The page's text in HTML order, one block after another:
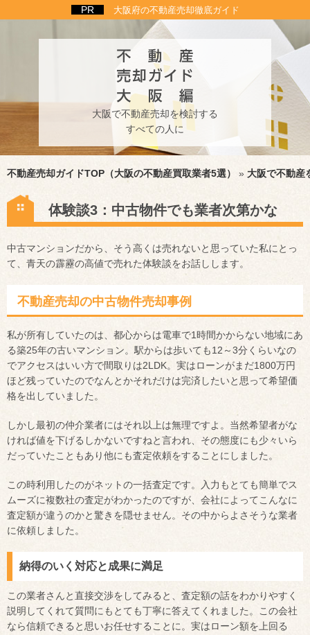
大阪府の不動産売却徹底ガイド
大阪で不動産売却を検討する
すべての人に
不動産売却ガイドTOP（大阪の不動産買取業者5選） » 大阪で不動産
体験談3：中古物件でも業者次第かな
中古マンションだから、そう高くは売れないと思っていた私にとっ
て、青天の霹靂の高値で売れた体験談をお話しします。
不動産売却の中古物件売却事例
私が所有していたのは、都心からは電車で1時間かからない地域にあ
る築25年の古いマンション。駅からは歩いても12～3分くらいなの
でアクセスはいい方で間取りは2LDK。実はローンがまだ1800万円
ほど残っていたのでなんとかそれだけは完済したいと思って希望価
格を出していました。
しかし最初の仲介業者にはそれ以上は無理ですよ。当然希望者がな
ければ値を下げるしかないですねと言われ、その態度にも少々いら
だっていたこともあり他にも査定依頼をすることにしました。
この時利用したのがネットの一括査定です。入力もとても簡単でス
ムーズに複数社の査定がわかったのですが、会社によってこんなに
査定額が違うのかと驚きを隠せません。その中からよさそうな業者
に依頼しました。
納得のいく対応と成果に満足
この業者さんと直接交渉をしてみると、査定額の話をわかりやすく
説明してくれて質問にもとても丁寧に答えてくれました。この会社
なら信頼できると思いお任せすることに。実はローン額を上回る